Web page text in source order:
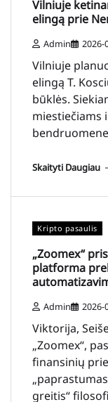
Vilniuje
elingą prie
Admin 2026-
Vilniuje
elingą T.
būklės.
miestiečiams
Skaityti Daugiau
Kripto pasaulis
„Zoomex“
platforma
Admin 2026-
Viktorija,
„Zoomex“,
finansinių
greitis“